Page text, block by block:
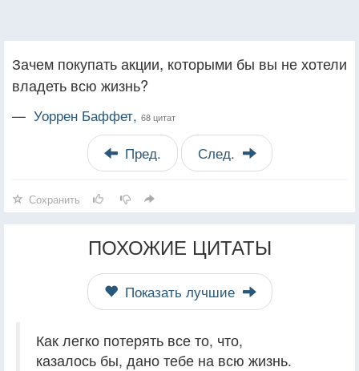
Зачем покупать акции, которыми бы вы не хотели
владеть всю жизнь?
— Уоррен Баффет, 68 цитат
Пред. След.
Сохранить
ПОХОЖИЕ ЦИТАТЫ
Показать лучшие
Как легко потерять все то, что,
казалось бы, дано тебе на всю жизнь.